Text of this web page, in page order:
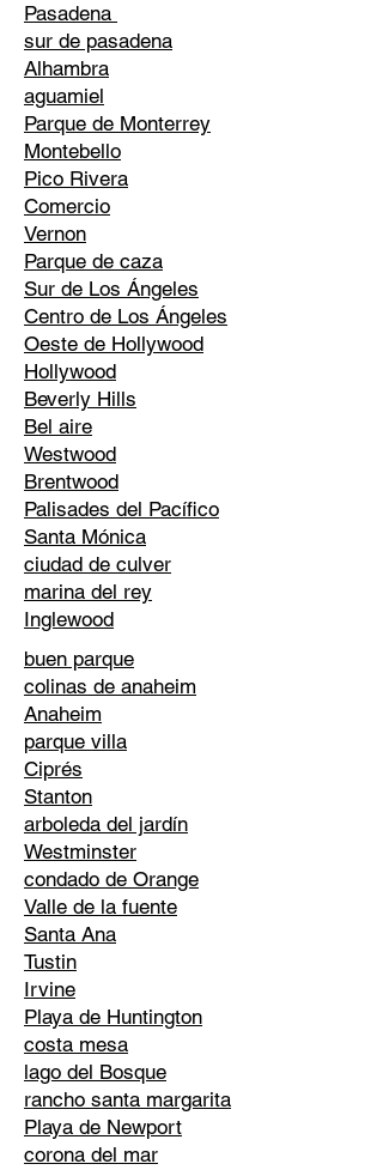
Pasadena
sur de pasadena
Alhambra
aguamiel
Parque de Monterrey
Montebello
Pico Rivera
Comercio
Vernon
Parque de caza
Sur de Los Ángeles
Centro de Los Ángeles
Oeste de Hollywood
Hollywood
Beverly Hills
Bel aire
Westwood
Brentwood
Palisades del Pacífico
Santa Mónica
ciudad de culver
marina del rey
Inglewood
buen parque
colinas de anaheim
Anaheim
parque villa
Ciprés
Stanton
arboleda del jardín
Westminster
condado de Orange
Valle de la fuente
Santa Ana
Tustin
Irvine
Playa de Huntington
costa mesa
lago del Bosque
rancho santa margarita
Playa de Newport
corona del mar